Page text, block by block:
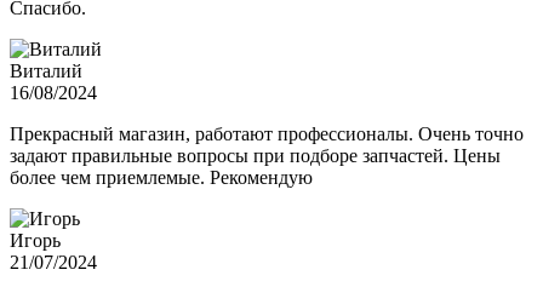
Спасибо.
Виталий
16/08/2024
Прекрасный магазин, работают профессионалы. Очень точно
задают правильные вопросы при подборе запчастей. Цены
более чем приемлемые. Рекомендую
Игорь
21/07/2024